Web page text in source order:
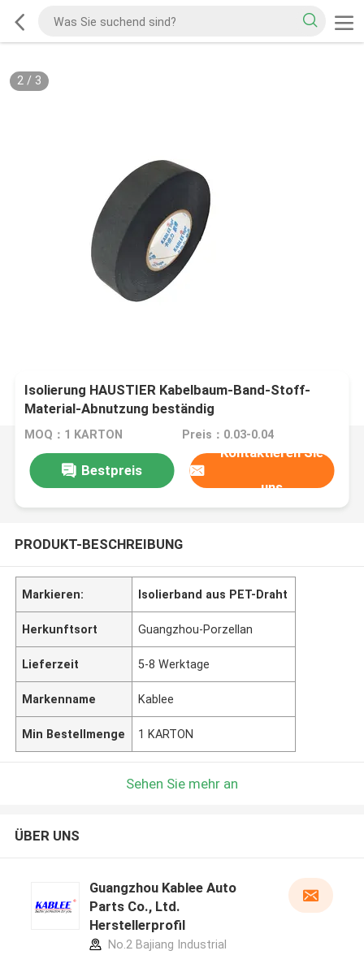
2/ 3
Isolierung HAUSTIER Kabelbaum-Band-Stoff-
Material-Abnutzung beständig
MOQ：1 KARTON Preis：0.03-0.04
Bestpreis
Kontaktieren Sie
uns
PRODUKT-BESCHREIBUNG
Markieren: Isolierband aus PET-Draht
Herkunftsort Guangzhou-Porzellan
Lieferzeit 5-8 Werktage
Markenname Kablee
Min Bestellmenge 1 KARTON
Sehen Sie mehr an
ÜBER UNS
Guangzhou Kablee Auto
Parts Co., Ltd.
Herstellerprofil
No.2 Bajiang Industrial